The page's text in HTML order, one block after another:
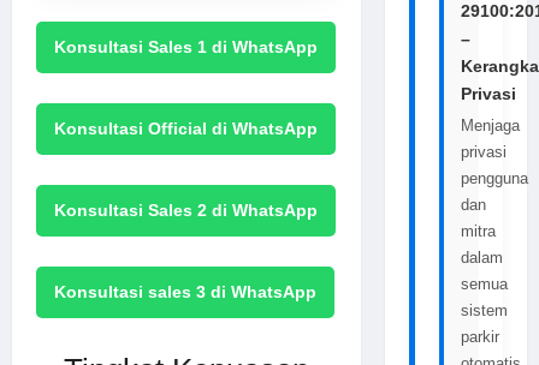
Konsultasi Sales 1 di WhatsApp
Konsultasi Official di WhatsApp
Konsultasi Sales 2 di WhatsApp
Konsultasi sales 3 di WhatsApp
–
Kerangka
Privasi
Menjaga
privasi
pengguna
dan
mitra
dalam
semua
sistem
parkir